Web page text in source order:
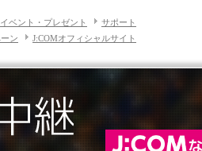
イベント・プレゼント
サポート
ン J:COMオフィシャルサイト